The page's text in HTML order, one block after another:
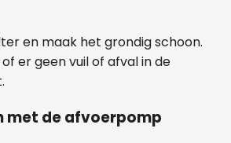
en maak het grondig schoon.
er geen vuil of afval in de
met de afvoerpomp